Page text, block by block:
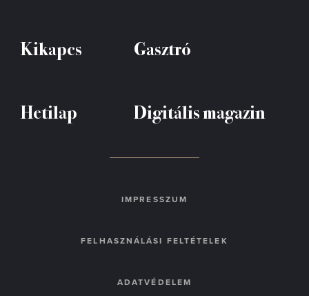
Kikapcs Gasztró
Hetilap Digitális magazin
IMPRESSZUM
FELHASZNÁLÁSI FELTÉTELEK
ADATVÉDELEM